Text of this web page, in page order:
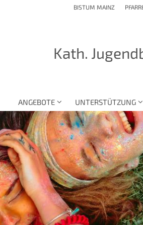
BISTUM MAINZ
Kath.
ANGEBOTE UNTERSTÜTZUNG